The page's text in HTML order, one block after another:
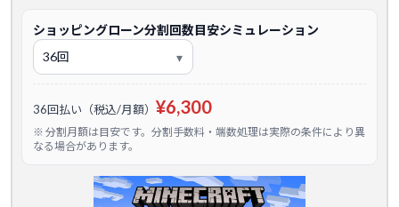
ショッピングローン分割回数目安シミュレーション
36回払い（税込/月額） ¥6,300
※ 分割月額は目安です。分割手数料・端数処理は実際の条件により異
なる場合があります。